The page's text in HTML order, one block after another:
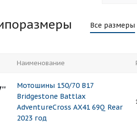
Все размеры
Наименование
Мотошины 150/70 B17
Bridgestone Battlax
AdventureCross AX41 69Q Rear
2023 год